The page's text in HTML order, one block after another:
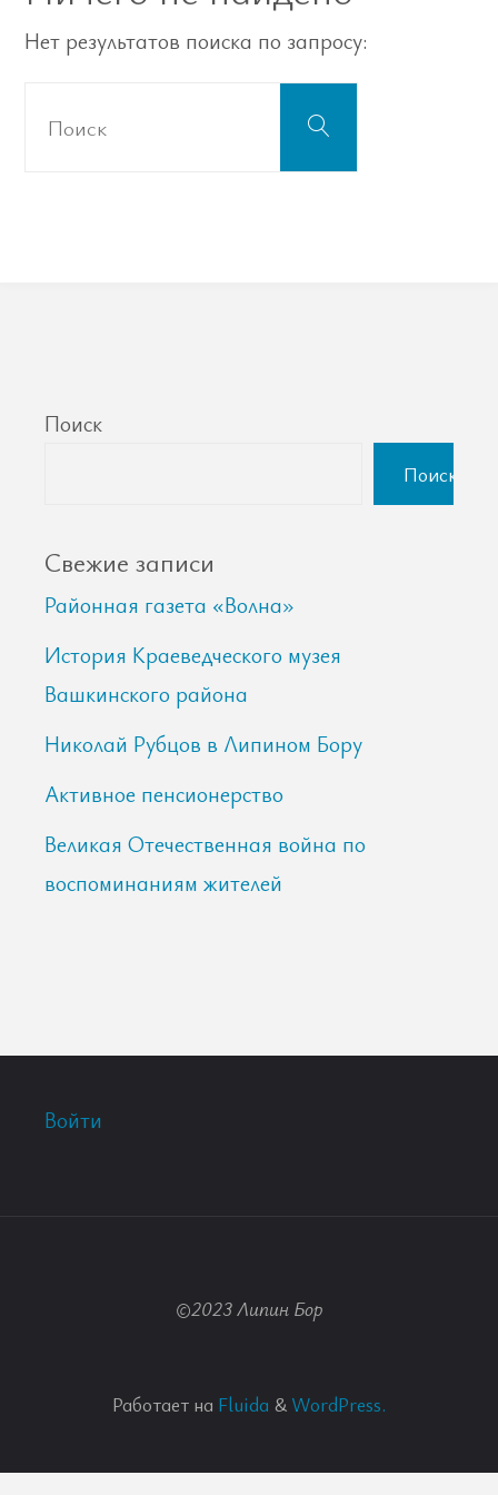
Нет результатов поиска по запросу:
Поиск
Поиск
Поиск
Свежие записи
Районная газета «Волна»
История Краеведческого музея
Вашкинского района
Николай Рубцов в Липином Бору
Активное пенсионерство
Великая Отечественная война по
воспоминаниям жителей
Войти
©2023 Липин Бор
Работает на Fluida & WordPress.